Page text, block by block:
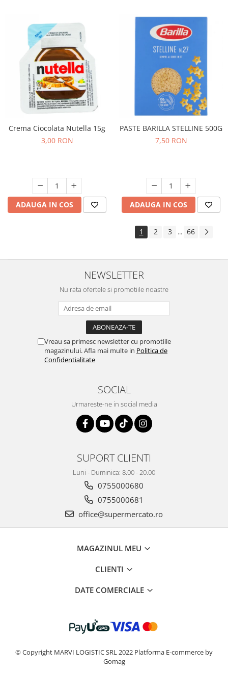
Crema Ciocolata Nutella 15g
3,00 RON
ADAUGA IN COS
PASTE BARILLA STELLINE 500G
7,50 RON
ADAUGA IN COS
1 2 3 ... 66
NEWSLETTER
Nu rata ofertele si promotiile noastre
Vreau sa primesc newsletter cu promotiile
magazinului. Afla mai multe in Politica de
Confidentialitate
SOCIAL
Urmareste-ne in social media
SUPORT CLIENTI
Luni - Duminica: 8.00 - 20.00
0755000680
0755000681
office@supermercato.ro
MAGAZINUL MEU
CLIENTI
DATE COMERCIALE
© Copyright MARVI LOGISTIC SRL 2022 Platforma E-commerce by
Gomag